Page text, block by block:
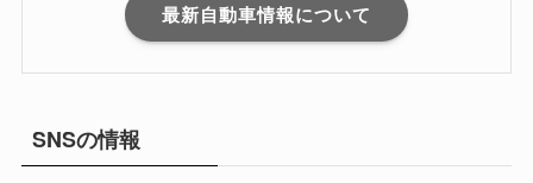
最新自動車情報について
SNSの情報